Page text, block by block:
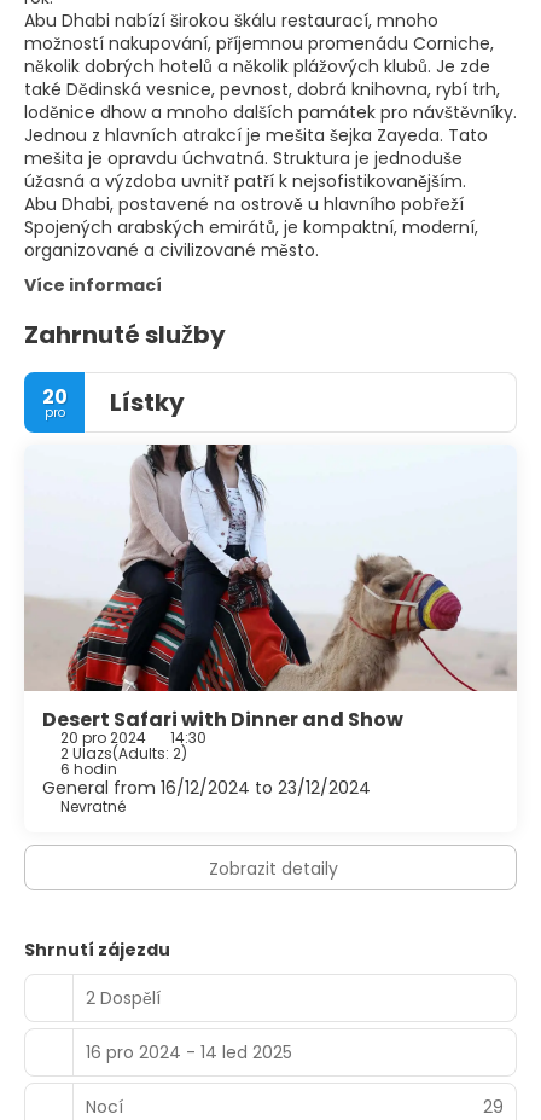
Abu Dhabi nabízí širokou škálu restaurací, mnoho
možností nakupování, příjemnou promenádu Corniche,
několik dobrých hotelů a několik plážových klubů. Je zde
také Dědinská vesnice, pevnost, dobrá knihovna, rybí trh,
loděnice dhow a mnoho dalších památek pro návštěvníky.
Jednou z hlavních atrakcí je mešita šejka Zayeda. Tato
mešita je opravdu úchvatná. Struktura je jednoduše
úžasná a výzdoba uvnitř patří k nejsofistikovanějším.
Abu Dhabi, postavené na ostrově u hlavního pobřeží
Spojených arabských emirátů, je kompaktní, moderní,
organizované a civilizované město.
Více informací
Zahrnuté služby
20
pro Lístky
Desert Safari with Dinner and Show
20 pro 2024 14:30
2 Ulazs(Adults: 2)
6 hodin
General from 16/12/2024 to 23/12/2024
Nevratné
Zobrazit detaily
Shrnutí zájezdu
2 Dospělí
16 pro 2024 - 14 led 2025
Nocí 29